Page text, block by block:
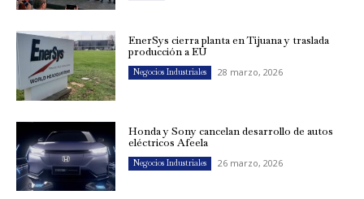
EnerSys cierra planta en Tijuana y traslada
producción a EU
Negocios Industriales 28 marzo, 2026
Honda y Sony cancelan desarrollo de autos
eléctricos Afeela
Negocios Industriales 26 marzo, 2026